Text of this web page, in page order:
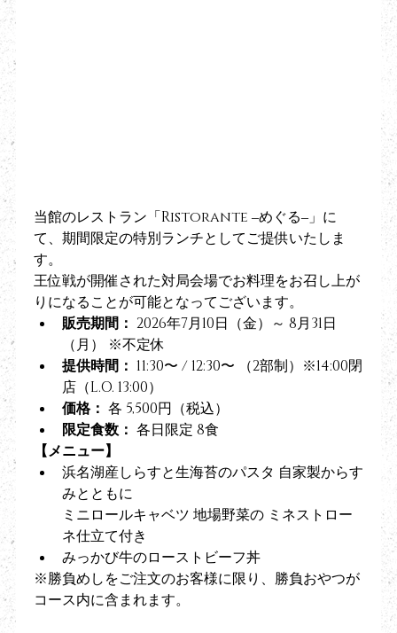
当館のレストラン「Ristorante ‒めぐる‒」に
て、期間限定の特別ランチとしてご提供いたしま
す。
王位戦が開催された対局会場でお料理をお召し上が
りになることが可能となってございます。
販売期間： 2026年7月10日（金）～ 8月31日
（月） ※不定休
提供時間： 11:30〜 / 12:30〜 （2部制）※14:00閉
店（L.O. 13:00）
価格： 各 5,500円（税込）
限定食数： 各日限定 8食
【メニュー】
浜名湖産しらすと生海苔のパスタ 自家製からす
みとともに
ミニロールキャベツ 地場野菜の ミネストロー
ネ仕立て付き
みっかび牛のローストビーフ丼
※勝負めしをご注文のお客様に限り、勝負おやつが
コース内に含まれます。